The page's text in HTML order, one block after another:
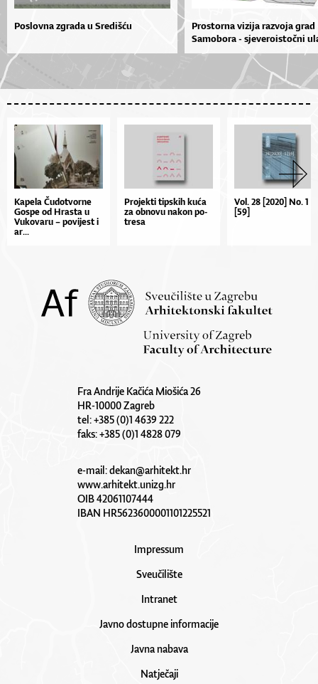
Poslovna zgrada u Središću
Prostorna vizija razvoja grad
Samobora - sjeveroistočni
Ka­pe­la Ču­do­tvor­ne
Gos­pe od Hras­ta u
Vu­ko­va­ru – po­vi­je­st i
ar...
Pro­jek­ti tip­skih ku­ća
za ob­no­vu na­kon po­
tre­sa
Vol. 28 [2020] No. 1
[59]
Fra Andrije Kačića Miošića 26
HR-10000 Zagreb
tel: +385 (0)1 4639 222
faks: +385 (0)1 4828 079
e-mail:dekan@arhitekt.hr
www.arhitekt.unizg.hr
OIB 42061107444
IBAN HR5623600001101225521
Impressum
Sveučilište
Intranet
Javno dostupne informacije
Javna nabava
Natječaji